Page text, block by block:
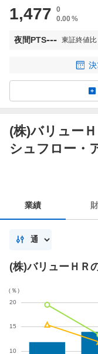
1,477
0
0.00%
夜間PTS--- 東証終値比
(株)バリュー
シュフロー・
業績
(株)バリューＨＲ